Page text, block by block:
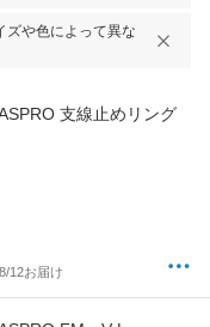
ズや色によって異な
支線止めリング
12お届け